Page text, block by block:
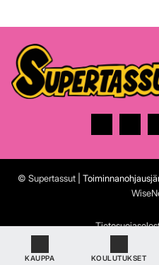
KAUPPA KOULUTUKSET
© Supertassut |